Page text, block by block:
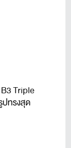
Triple
ปทรงสุด